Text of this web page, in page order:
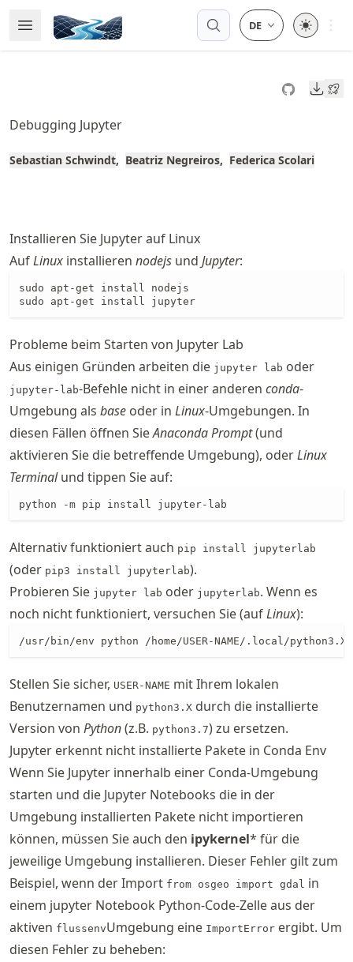
to
article
to
article
content
Open Menu
Made with MyST
Open
Debugging Jupyter
Sebastian Schwindt Beatriz Negreiros Federica Scolari
Installieren Sie Jupyter auf Linux
AufLinux installieren nodejs und Jupyter:
sudo apt-get install nodejs
sudo apt-get install jupyter
Probleme beim Starten von Jupyter Lab
Aus einigen Gründen arbeiten die jupyter lab oder
jupyter-lab-Befehle nicht in einer anderen conda-
Umgebung als base oder in Linux-Umgebungen. In
diesen Fällen öffnen SieAnaconda Prompt(und
aktivieren Sie die betreffende Umgebung), oderLinux
Terminalund tippen Sie auf:
python -m pip install jupyter-lab
Alternativ funktioniert auch pip install jupyterlab
(oder pip3 install jupyterlab).
Probieren Sie jupyter lab oder jupyterlab. Wenn es
noch nicht funktioniert, versuchen Sie (aufLinux):
/usr/bin/env python /home/USER-NAME/.local/
Stellen Sie sicher, USER-NAME mit Ihrem lokalen
Benutzernamen und python3.X durch die installierte
Version von Python(z.B. python3.7) zu ersetzen.
Jupyter erkennt nicht installierte Pakete in Conda Env
Wenn Sie Jupyter innerhalb einer Conda-Umgebung
starten und die Jupyter Notebooks die in der
Umgebung installierten Pakete nicht importieren
können, müssen Sie auch den ipykernel* für die
jeweilige Umgebung installieren. Dieser Fehler gilt zum
Beispiel, wenn der Import from osgeo import gdal in
einem jupyter Notebook Python-Code-Zelle aus der
aktiven flussenvUmgebung eine ImportError ergibt. Um
diesen Fehler zu beheben: